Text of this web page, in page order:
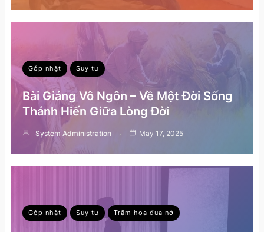
Góp nhặt Suy tư
Bài Giảng Vô Ngôn – Về Một Đời Sống
Thánh Hiến Giữa Lòng Đời
System Administration May 17, 2025
Góp nhặt Suy tư Trăm hoa đua nở